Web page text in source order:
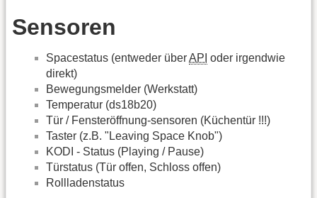
Sensoren
Spacestatus (entweder überAPI oder irgendwie
direkt)
Bewegungsmelder (Werkstatt)
Temperatur (ds18b20)
Tür / Fensteröffnung-sensoren (Küchentür !!!)
Taster (z.B. "Leaving Space Knob")
KODI - Status (Playing / Pause)
Türstatus (Tür offen, Schloss offen)
Rollladenstatus